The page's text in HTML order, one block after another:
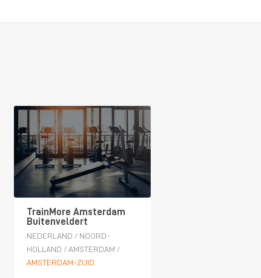
TrainMore Amsterdam
Buitenveldert
NEDERLAND / NOORD-
HOLLAND /AMSTERDAM /
AMSTERDAM-ZUID